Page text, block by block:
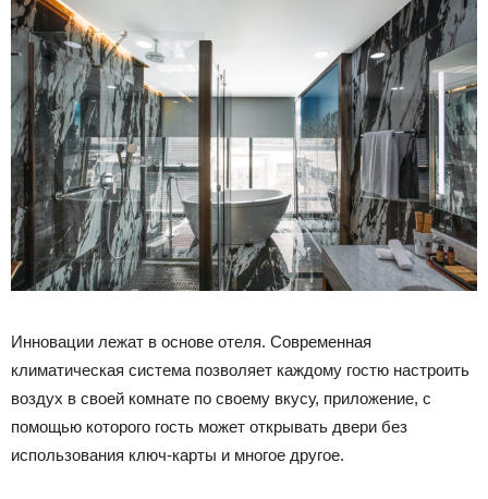
Инновации лежат в основе отеля. Современная
климатическая система позволяет каждому гостю настроить
воздух в своей комнате по своему вкусу, приложение, с
помощью которого гость может открывать двери без
использования ключ-карты и многое другое.